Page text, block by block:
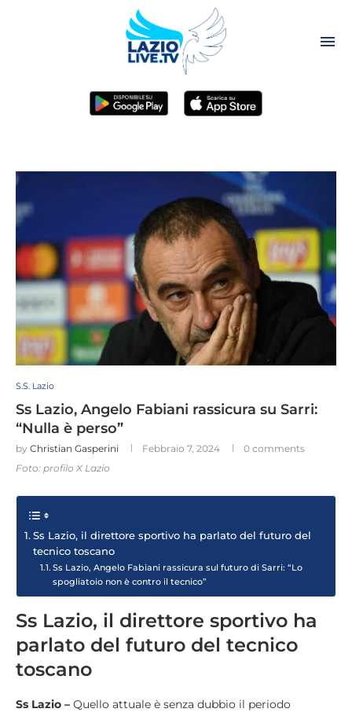
S.S. Lazio
Ss Lazio, Angelo Fabiani rassicura su Sarri:
“Nulla è perso”
by Christian Gasperini Febbraio 7, 2024
0 comments
Foto: profilo X Lazio
Ss Lazio, il direttore sportivo ha parlato del futuro del
tecnico toscano
Ss Lazio, Angelo Fabiani rassicura sul futuro di Sarri: “Lo
spogliatoio non è contro il tecnico”
Ss Lazio, il direttore sportivo ha
parlato del futuro del tecnico
toscano
Ss Lazio – Quello attuale è senza dubbio il periodo